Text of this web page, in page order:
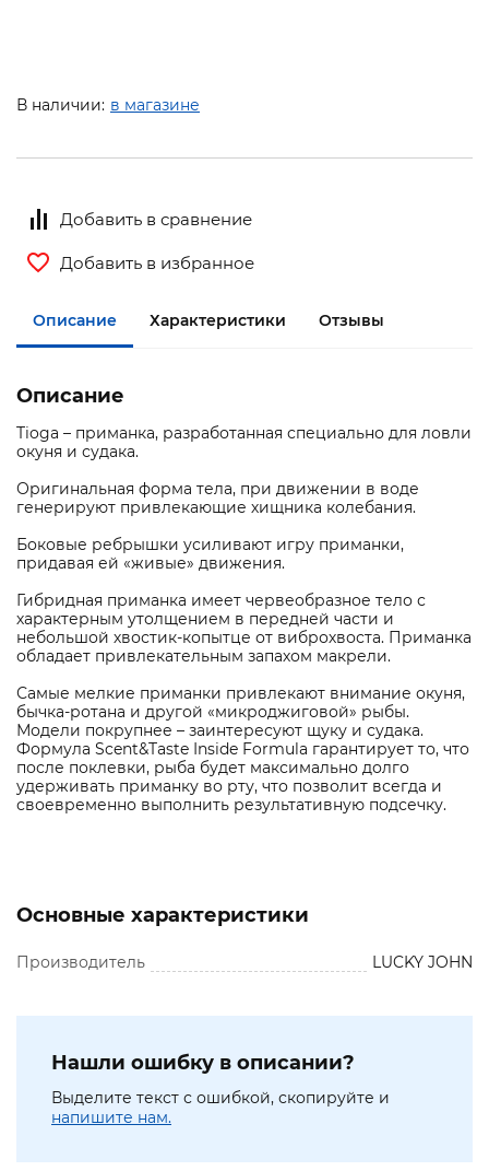
В наличии: в магазине
Добавить в сравнение
Добавить в избранное
Описание Характеристики Отзывы
Описание
Tioga – приманка, разработанная специально для ловли
окуня и судака.
Оригинальная форма тела, при движении в воде
генерируют привлекающие хищника колебания.
Боковые ребрышки усиливают игру приманки,
придавая ей «живые» движения.
Гибридная приманка имеет червеобразное тело с
характерным утолщением в передней части и
небольшой хвостик-копытце от виброхвоста. Приманка
обладает привлекательным запахом макрели.
Самые мелкие приманки привлекают внимание окуня,
бычка-ротана и другой «микроджиговой» рыбы.
Модели покрупнее – заинтересуют щуку и судака.
Формула Scent&Taste Inside Formula гарантирует то, что
после поклевки, рыба будет максимально долго
удерживать приманку во рту, что позволит всегда и
своевременно выполнить результативную подсечку.
Основные характеристики
Производитель LUCKY JOHN
Нашли ошибку в описании?
Выделите текст с ошибкой, скопируйте и
напишите нам.